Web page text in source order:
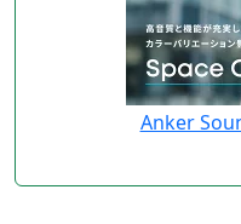
Anker